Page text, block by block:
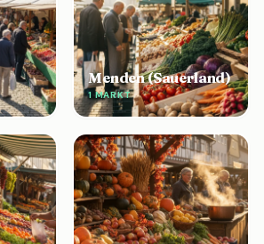
Menden (Sauerland)
1 MARKT